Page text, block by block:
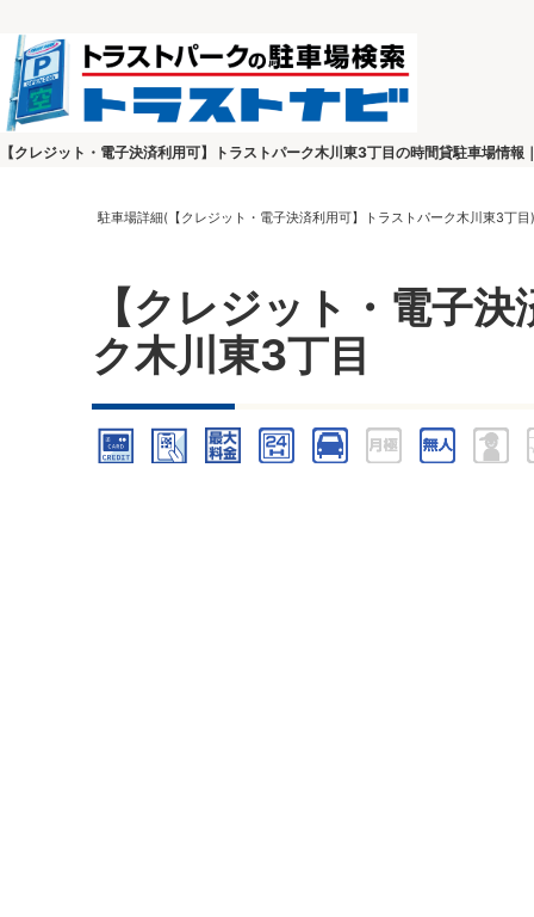
【クレジット・電子決済利用可】トラストパーク木川東3丁目の時間貸駐車場情
駐車場詳細(【クレジット・電子決済利用可】トラストパーク木川東3丁目)
【クレジット・電子
ク木川東3丁目